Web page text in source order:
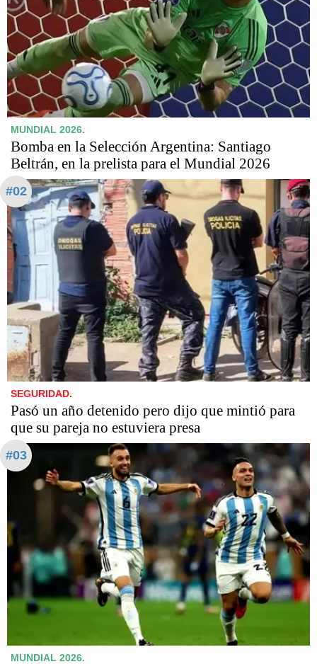
MUNDIAL 2026.
Bomba en la Selección Argentina: Santiago
Beltrán, en la prelista para el Mundial 2026
#02
SEGURIDAD.
Pasó un año detenido pero dijo que mintió para
que su pareja no estuviera presa
#03
MUNDIAL 2026.